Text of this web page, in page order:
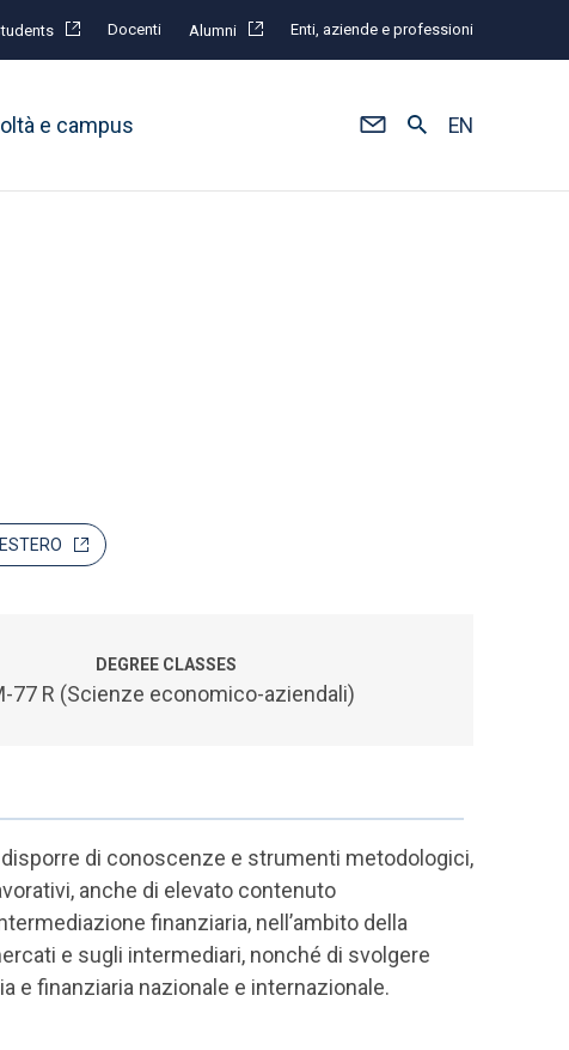
Docenti Alumni Enti, aziende e professioni
e campus EN
DEGREE CLASSES
77 R (Scienze economico-aziendali)
di conoscenze e strumenti metodologici,
anche di elevato contenuto
finanziaria, nell’ambito della
e sugli intermediari, nonché di svolgere
e finanziaria nazionale e internazionale.